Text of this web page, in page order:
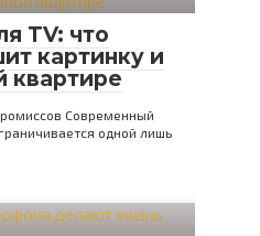
TV: что
картинку и
квартире
Современный
одной лишь